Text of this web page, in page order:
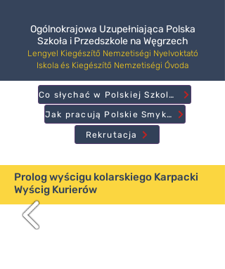
Ogólnokrajowa Uzupełniająca Polska
Szkoła i Przedszkole na Węgrzech
Lengyel Kiegészítő Nemzetiségi Nyelvoktató
Iskola és Kiegészítő Nemzetiségi Óvoda
Rekrutacja
Jak pracują Polskie Smyki?
Co słychać w Polskiej Szkole?
Prolog wyścigu kolarskiego Karpacki
Wyścig Kurierów